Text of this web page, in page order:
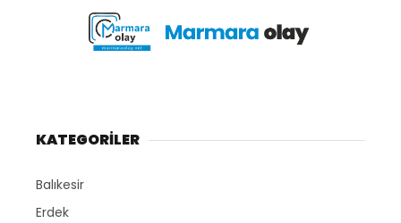
KATEGORİLER
Balıkesir
Erdek